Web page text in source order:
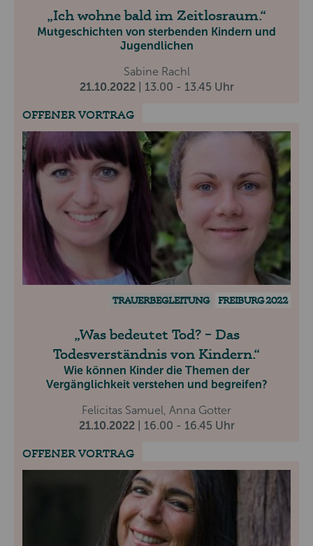
Ich wohne bald im Zeitlosraum.
Mutgeschichten von sterbenden Kindern und
Jugendlichen
Sabine Rachl
21.10.2022
| 13.00 - 13.45 Uhr
OFFENER VORTRAG
TRAUERBEGLEITUNG FREIBURG 2022
Was bedeutet Tod? – Das
Todesverständnis von Kindern.
Wie können Kinder die Themen der
Vergänglichkeit verstehen und begreifen?
Felicitas Samuel, Anna Gotter
21.10.2022
| 16.00 - 16.45 Uhr
OFFENER VORTRAG